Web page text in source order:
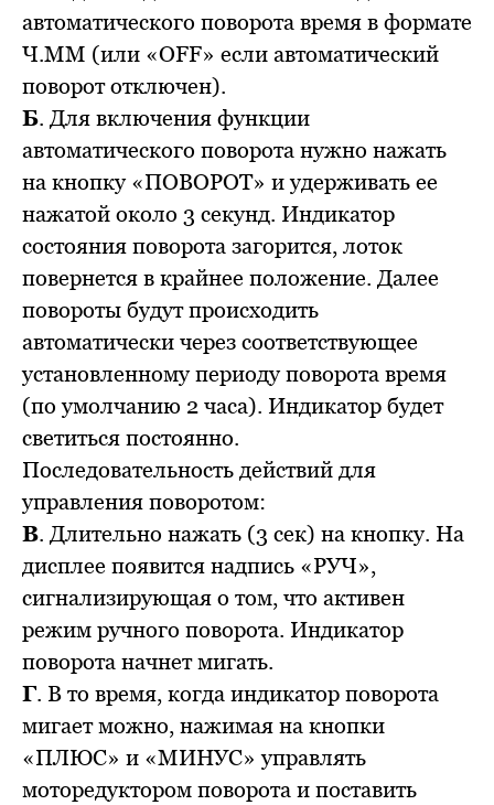
автоматического поворота время в формате
Ч.ММ (или «OFF» если автоматический
поворот отключен).
Б. Для включения функции
автоматического поворота нужно нажать
на кнопку «ПОВОРОТ» и удерживать ее
нажатой около 3 секунд. Индикатор
состояния поворота загорится, лоток
повернется в крайнее положение. Далее
повороты будут происходить
автоматически через соответствующее
установленному периоду поворота время
(по умолчанию 2 часа). Индикатор будет
светиться постоянно.
Последовательность действий для
управления поворотом:
В. Длительно нажать (3 сек) на кнопку. На
дисплее появится надпись «РУЧ»,
сигнализирующая о том, что активен
режим ручного поворота. Индикатор
поворота начнет мигать.
Г. В то время, когда индикатор поворота
мигает можно, нажимая на кнопки
«ПЛЮС» и «МИНУС» управлять
моторедуктором поворота и поставить